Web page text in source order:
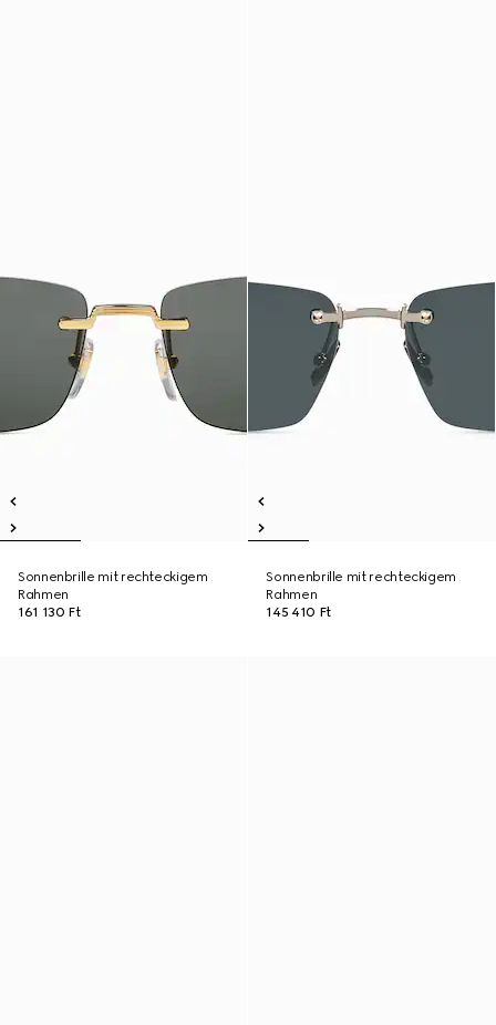
Sonnenbrille mit rechteckigem
Rahmen
161 130 Ft
Sonnenbrille mit rechteckigem
Rahmen
145 410 Ft